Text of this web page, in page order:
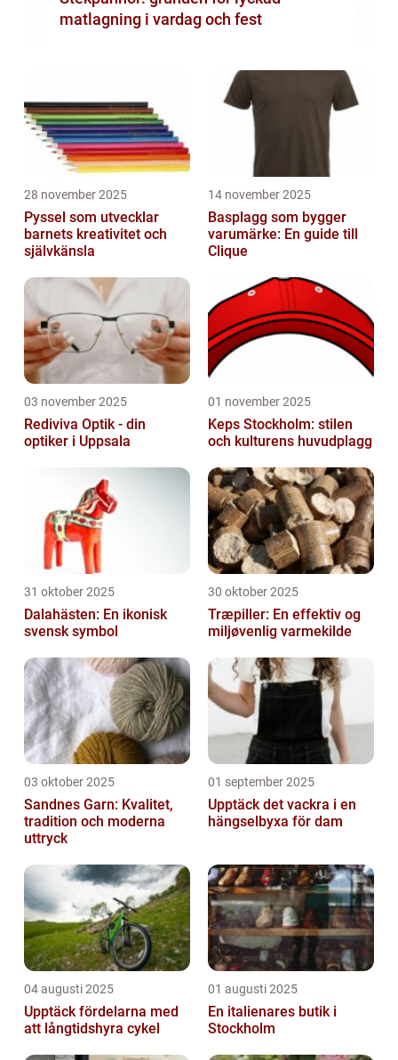
matlagning i vardag och fest
28 november 2025
Pyssel som utvecklar
barnets kreativitet och
självkänsla
14 november 2025
Basplagg som bygger
varumärke: En guide till
Clique
03 november 2025
Rediviva Optik - din
optiker i Uppsala
01 november 2025
Keps Stockholm: stilen
och kulturens huvudplagg
31 oktober 2025
Dalahästen: En ikonisk
svensk symbol
30 oktober 2025
Træpiller: En effektiv og
miljøvenlig varmekilde
03 oktober 2025
Sandnes Garn: Kvalitet,
tradition och moderna
uttryck
01 september 2025
Upptäck det vackra i en
hängselbyxa för dam
04 augusti 2025
Upptäck fördelarna med
att långtidshyra cykel
01 augusti 2025
En italienares butik i
Stockholm